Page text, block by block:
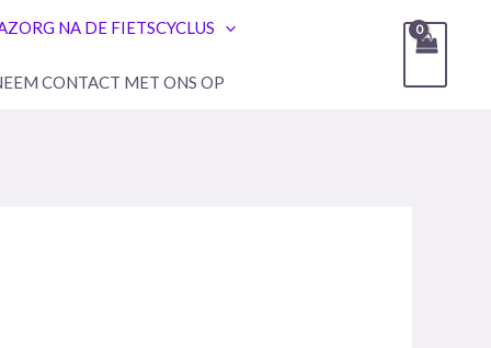
NA DE FIETSCYCLUS
CONTACT MET ONS OP